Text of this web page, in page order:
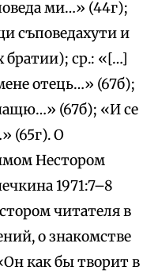
ми…» (44г);
съповедахути и
братии); ср.: «[…]
отець…» (67б);
(67б); «И се
(65г). О
Нестором
1971:7–8
читателя в
о знакомстве
как бы творит в